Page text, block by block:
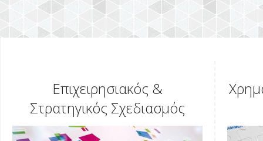
Επιχειρησιακός &
Στρατηγικός Σχεδιασμός